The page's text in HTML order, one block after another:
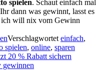
spielen. Schaut einfach mal
dann was gewinnt, lasst es
ich will nix vom Gewinn
Verschlagwortet einfach,
spielen, online, sparen
20 % Rabatt sichern
gewinnen